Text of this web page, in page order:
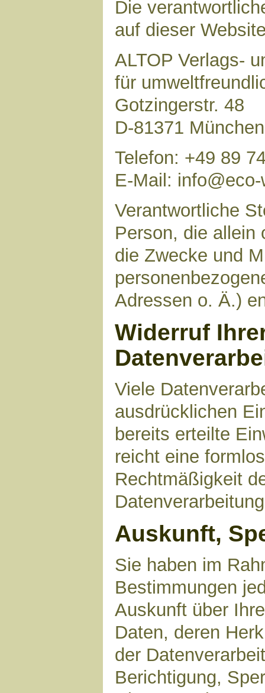
Die
auf dieser
ALTOP Verlags-
für
Gotzingerstr. 48
D-81371 München
Telefon: +49 89
E-Mail:
Verantwortliche
Person, die allein
die Zwecke und
Adressen o. Ä.)
Widerruf
Viele
ausdrücklichen
bereits erteilte
reicht eine
Rechtmäßigkeit
Auskunft,
Sie haben im
Bestimmungen
Auskunft über
Daten, deren
der
Berichtigung,